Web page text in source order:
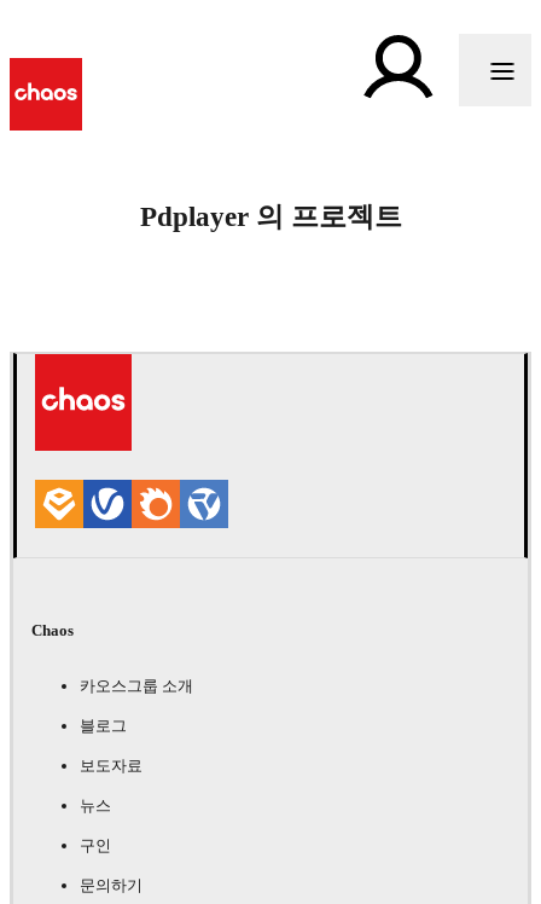
Pdplayer 의 프로젝트
Chaos
카오스그룹 소개
블로그
보도자료
뉴스
구인
문의하기